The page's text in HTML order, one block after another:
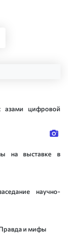
азами цифровой
на выставке в
научно-
Правда и мифы